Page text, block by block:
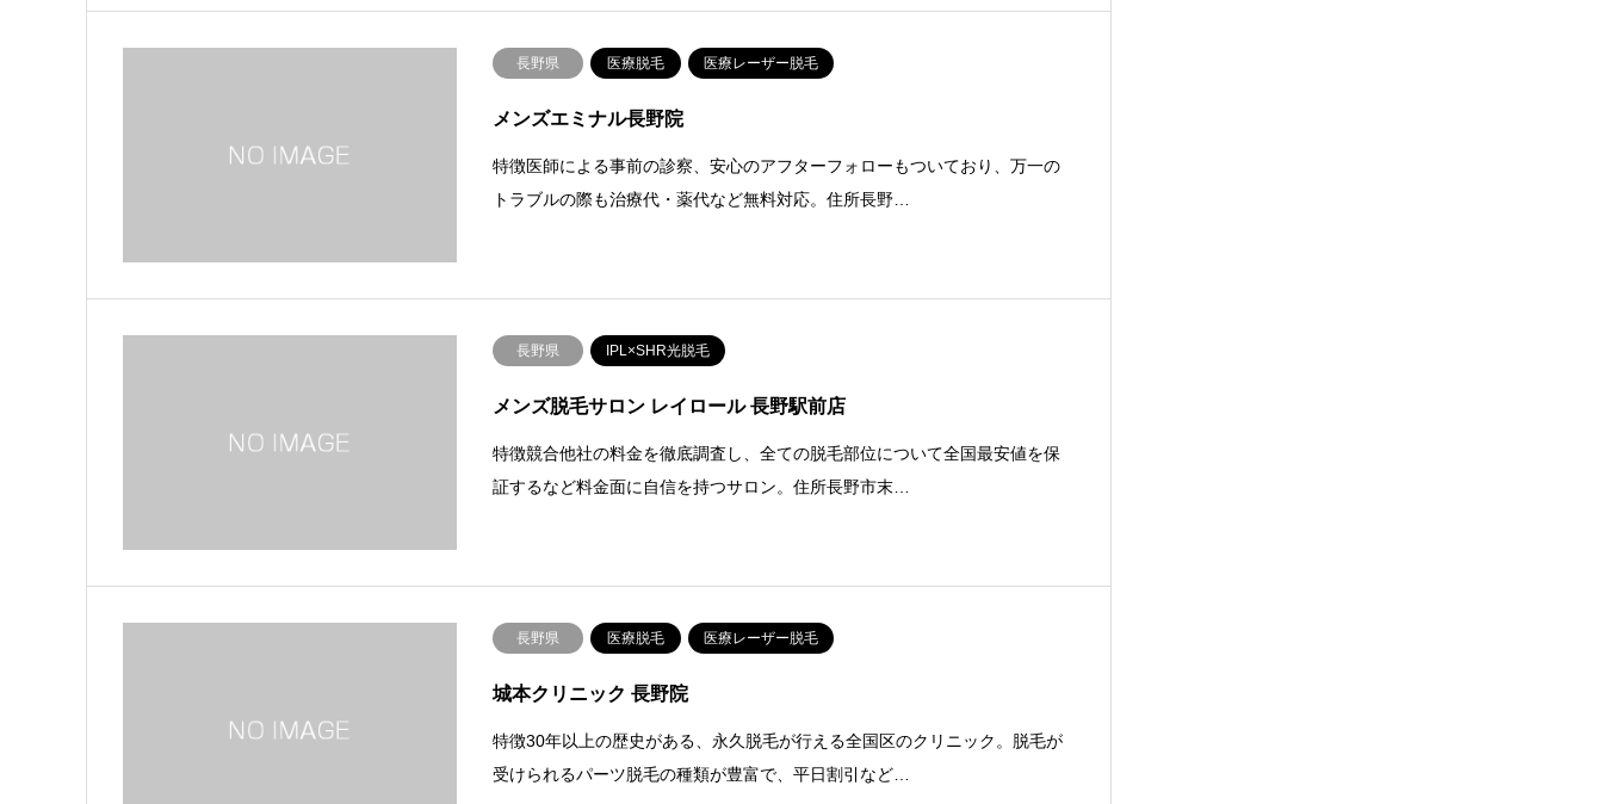
長野県 医療脱毛 医療レーザー脱毛
メンズエミナル長野院
特徴医師による事前の診察、安心のアフターフォローもついており、万一の
トラブルの際も治療代・薬代など無料対応。住所長野…
長野県 IPL×SHR光脱毛
メンズ脱毛サロン レイロール 長野駅前店
特徴競合他社の料金を徹底調査し、全ての脱毛部位について全国最安値を保
証するなど料金面に自信を持つサロン。住所長野市末…
長野県 医療脱毛 医療レーザー脱毛
城本クリニック 長野院
特徴30年以上の歴史がある、永久脱毛が行える全国区のクリニック。脱毛が
受けられるパーツ脱毛の種類が豊富で、平日割引など…